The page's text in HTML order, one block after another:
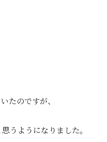
たのですが、
うようになりました。